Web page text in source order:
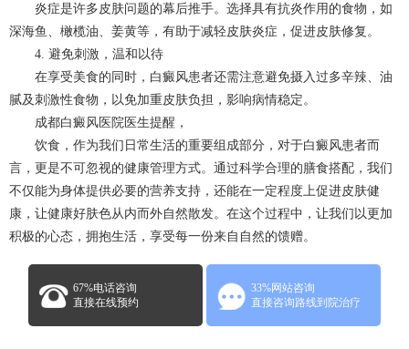
炎症是许多皮肤问题的幕后推手。选择具有抗炎作用的食物，如
深海鱼、橄榄油、姜黄等，有助于减轻皮肤炎症，促进皮肤修复。
4. 避免刺激，温和以待
在享受美食的同时，白癜风患者还需注意避免摄入过多辛辣、油
腻及刺激性食物，以免加重皮肤负担，影响病情稳定。
成都白癜风 医院医生提醒，
饮食，作为我们日常生活的重要组成部分，对于白癜风患者而
言，更是不可忽视的健康管理方式。通过科学合理的膳食搭配，我们
不仅能为身体提供必要的营养支持，还能在一定程度上促进皮肤健
康，让健康好肤色从内而外自然散发。在这个过程中，让我们以更加
积极的心态，拥抱生活，享受每一份来自自然的馈赠。
67%电话咨询
直接在线预约
33%网站咨询
直接咨询路线到院治疗